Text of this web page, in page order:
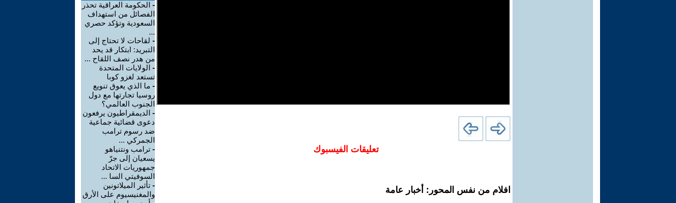
تعليقات الفيسبوك
افلام من نفس المحور: أخبار عامة
- الحكومة العراقية تحذر
الفصائل من استهداف
السعودية وتؤكد حصري
...
- لقاحات لا تحتاج إلى
التبريد: ابتكار قد يحد
من هدر نصف اللقاح ...
- الولايات المتحدة
تستعد لغزو كوبا
- ما الذي يعوق تنويع
روسيا تجارتها مع دول
الجنوب العالمي؟
- الديمقراطيون يرفعون
دعوى قضائية جماعية
ضد رسوم ترامب
الجمركي ...
- ترامب ونتنياهو
يسعيان إلى جرّ
جمهوريات الاتحاد
السوفيتي السا ...
- تأثير الميلاتونين
والمغنيسيوم على الأرق